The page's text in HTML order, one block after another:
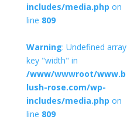
includes/media.php on
line 809
Warning: Undefined array
key "width" in
/www/wwwroot/www.b
lush-rose.com/wp-
includes/media.php on
line 809